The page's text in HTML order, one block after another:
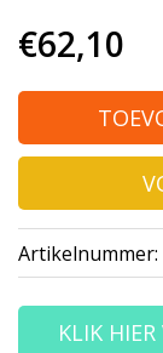
€62,10
Artikelnummer:
KLIK